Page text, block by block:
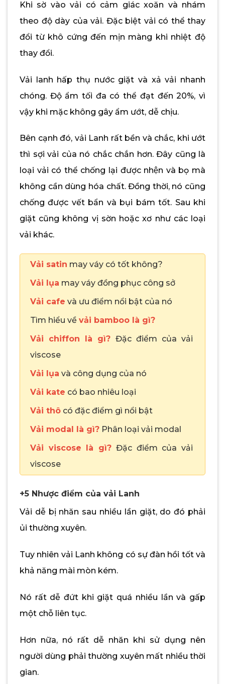
Khi sờ vào vải có cảm giác xoăn và nhám
theo độ dày của vải. Đặc biệt vải có thể thay
đổi từ khô cứng đến mịn màng khi nhiệt độ
thay đổi.
Vải lanh hấp thụ nước giặt và xả vải nhanh
chóng. Độ ẩm tối đa có thể đạt đến 20%, vì
vậy khi mặc không gây ẩm ướt, dễ chịu.
Bên cạnh đó, vải Lanh rất bền và chắc, khi ướt
thì sợi vải của nó chắc chắn hơn. Đây cũng là
loại vải có thể chống lại được nhện và bọ mà
không cần dùng hóa chất. Đồng thời, nó cũng
chống được vết bẩn và bụi bám tốt. Sau khi
giặt cũng không vị sờn hoặc xơ như các loại
vải khác.
Vải satin may váy có tốt không?
Vải lụa may váy đồng phục công sở
Vải cafe và ưu điểm nổi bật của nó
Tìm hiểu về vải bamboo là gì?
Vải chiffon là gì? Đặc điểm của vải
viscose
Vải lụa và công dụng của nó
Vải kate có bao nhiêu loại
Vải thô có đặc điểm gì nổi bật
Vải modal là gì? Phân loại vải modal
Vải viscose là gì? Đặc điểm của vải
viscose
+5 Nhược điểm của vải Lanh
Vải dễ bị nhăn sau nhiều lần giặt, do đó phải
ủi thường xuyên.
Tuy nhiên vải Lanh không có sự đàn hồi tốt và
khả năng mài mòn kém.
Nó rất dễ đứt khi giặt quá nhiều lần và gấp
một chỗ liên tục.
Hơn nữa, nó rất dễ nhăn khi sử dụng nên
người dùng phải thường xuyên mất nhiều thời
gian.